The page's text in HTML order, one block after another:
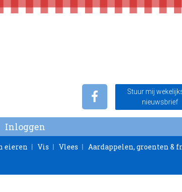
Stuur mij
nieuwsbrief
Inloggen
eieren Vis Vlees Aardappelen, groenten &